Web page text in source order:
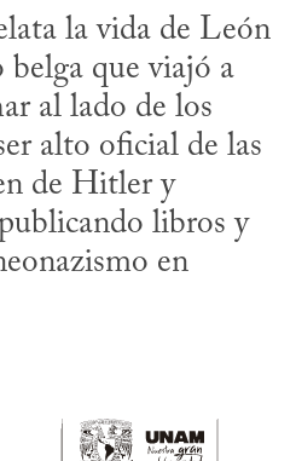
la vida de León
que viajó a
al lado de los
alto oficial de las
de Hitler y
libros y
en